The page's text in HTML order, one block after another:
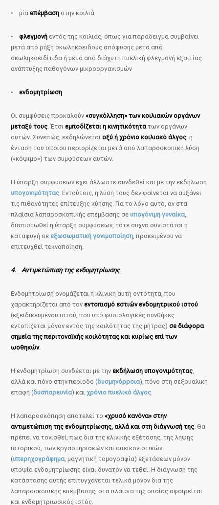
• μίαεπέμβαση στην κοιλιά
•φλεγμονή εντός της κοιλιάς, όπως για παράδειγμα συμβαίνει
μετά από ρήξη σκωληκοειδούς απόφυσης μετά από
σκωληκοειδίτιδα ή μετά από διάχυτη πυελική φλεγμονή εξαιτίας
ανάπτυξης παθογόνων μικροοργανισμών
•ενδομητρίωση
Οι συμφύσεις προκαλούν«συγκόλληση» των κοιλιακών οργάνων
μεταξύ τους. Έτσιεμποδίζεται η κινητικότητατων οργάνων
αυτών. Συνεπώς, εκδηλώνεταιοξύ ή χρόνιο κοιλιακό άλγος, η
ένταση του οποίου περιορίζεται μετά από λαπαροσκοπική λύση
(«κόψιμο») των συμφύσεων αυτών.
Η ύπαρξη συμφύσεων έχει άλλωστε συνδεθεί και με την εκδήλωση
υπογονιμότητας. Εντούτοις, η λύση τους δεν φαίνεται να αυξάνει
τις πιθανότητες επίτευξης κύησης. Για το λόγο αυτό, αν στα
πλαίσια λαπαροσκοπικής επέμβασης σευπογόνιμη γυναίκα,
διαπιστωθεί η ύπαρξη συμφύσεων, τότε συχνά συνιστάται η
καταφυγή σε εξωσωματική γονιμοποίηση, προκειμένου να
επιτευχθεί τεκνοποίηση.
4. Αντιμετώπιση της ενδομητρίωσης
Ενδομητρίωση ονομάζεται η κλινική αυτή οντότητα, που
χαρακτηρίζεται από τονεντοπισμό εστιών ενδομητρικού ιστού
(εξειδικευμένου ιστού, που υπό φυσιολογικές συνθήκες
εντοπίζεται μόνον εντός της κοιλότητας της μήτρας)σε διάφορα
σημεία της περιτοναϊκής κοιλότητας και κυρίως επί των
ωοθηκών.
Η ενδομητρίωση συνδέεται με τηνεκδήλωση υπογονιμότητας,
αλλά και πόνο στην περίοδο (δυσμηνόρροια), πόνο στη σεξουαλική
επαφή (δυσπαρευνία) καιχρόνιο πυελικό άλγος.
Η λαπαροσκόπηση αποτελεί το«χρυσό κανόνα» στην
αντιμετώπιση της ενδομητρίωσης, αλλά και στη διάγνωσή της. Θα
πρέπει να τονισθεί, πως δια της κλινικής εξέτασης, της λήψης
ιστορικού, των εργαστηριακών και απεικονιστικών
(υπερηχογράφημα, μαγνητική τομογραφία) εξετάσεων μόνον
υποψία ενδομητρίωσης είναι δυνατόν να τεθεί. Η διάγνωση της
κατάστασης αυτής επιτυγχάνεται τελικά μόνον δια της
λαπαροσκοπικής επέμβασης, στα πλαίσια της οποίας αφαιρείται
και ενδομητριωσικός ιστός.